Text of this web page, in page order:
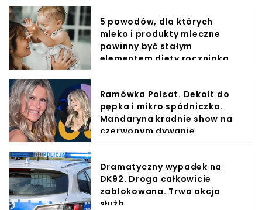
5 powodów, dla których
mleko i produkty mleczne
powinny być stałym
elementem diety roczniaka
Ramówka Polsat. Dekolt do
pępka i mikro spódniczka.
Mandaryna kradnie show na
czerwonym dywanie
Dramatyczny wypadek na
DK92. Droga całkowicie
zablokowana. Trwa akcja
służb